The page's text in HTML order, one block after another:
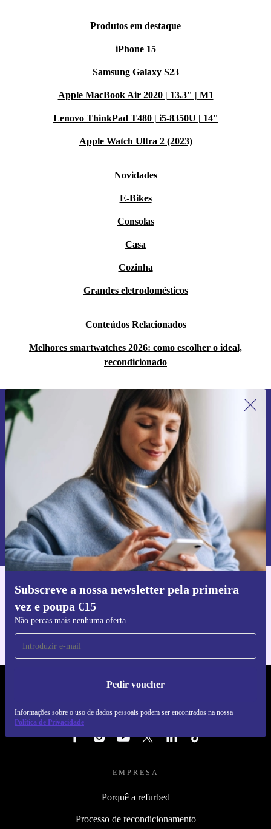
Produtos em destaque
iPhone 15
Samsung Galaxy S23
Apple MacBook Air 2020 | 13.3" | M1
Lenovo ThinkPad T480 | i5-8350U | 14"
Apple Watch Ultra 2 (2023)
Novidades
E-Bikes
Consolas
Casa
Cozinha
Grandes eletrodomésticos
Conteúdos Relacionados
Melhores smartwatches 2026: como escolher o ideal,
recondicionado
Subscreve a nossa newsletter pela primeira
vez e poupa €15
Não percas mais nenhuma oferta
Pedir voucher
Informações sobre o uso de dados pessoais podem ser encontrados na nossa
Política de Privacidade
Subscreve a nossa newsletter pela
primeira vez e poupa 15€!
Não percas mais nenhuma oferta.
Pedir voucher
Informações sobre o uso de dados pessoais podem ser encontrados na
nossa
Política de Privacidade.
Faz o download da app refurbed
Para iOS e Android
REFURBED PORTUGAL - RETHINK NEW.
SEGUE-NOS
EMPRESA
Porquê a refurbed
Processo de recondicionamento